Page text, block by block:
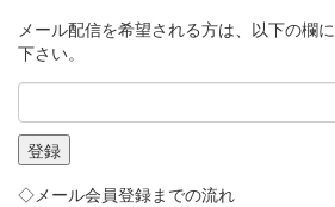
メール配信を希望される方は、以下の欄
下さい。
◇メール会員登録までの流れ